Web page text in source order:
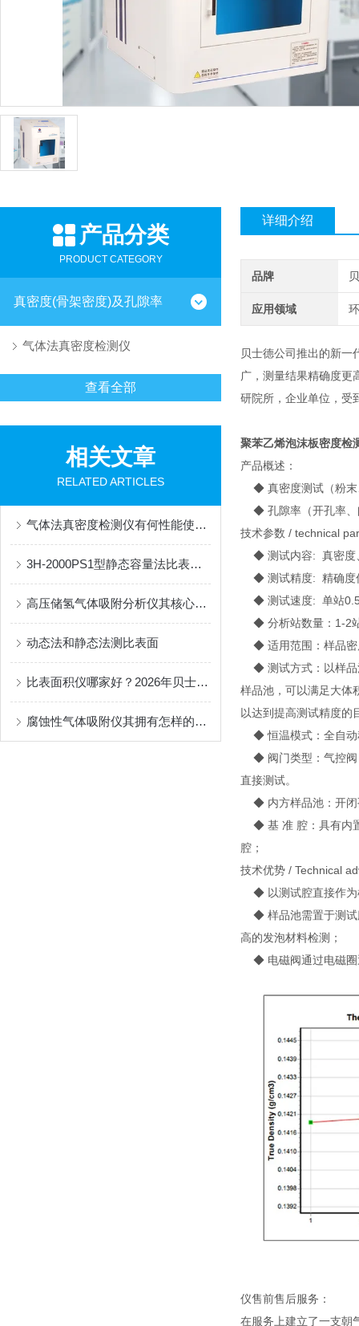
产品分类
PRODUCT CATEGORY
真密度(骨架密度)及孔隙率
气体法真密度检测仪
查看全部
相关文章
RELATED ARTICLES
气体法真密度检测仪有何性能使你如此看好
3H-2000PS1型静态容量法比表面及孔径分析仪测试实验报告
高压储氢气体吸附分析仪其核心的组成部分如下
动态法和静态法测比表面
比表面积仪哪家好？2026年贝士德仪器综合实力测评与推荐
腐蚀性气体吸附仪其拥有怎样的优势呢？
详细介绍
品牌
应用领域
贝士德公司推出的新一
广，测量结果精确度更
研院所，企业单位，受
聚苯乙烯泡沫板密度检
产品概述：
◆ 真密度测试（粉末
◆ 孔隙率（开孔率、
技术参数 / technical
◆ 测试内容: 真密度
◆ 测试精度: 精确度
◆ 测试速度: 单站0.5-
◆ 分析站数量：1-2
◆ 适用范围：样品密
◆ 测试方式：以样品
样品池，可以满足大体
以达到提高测试精度的
◆ 恒温模式：全自动
◆ 阀门类型：气控阀
直接测试。
◆ 内方样品池：开闭
◆ 基 准 腔：具有内置
腔；
技术优势 / Technical
◆ 以测试腔直接作为
◆ 样品池需置于测试
高的发泡材料检测；
◆ 电磁阀通过电磁圈
仪售前售后服务：
在服务上建立了一支朝